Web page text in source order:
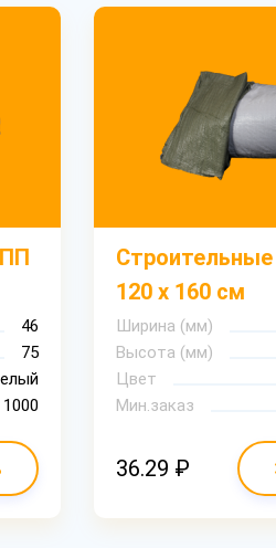
46
75
1000
120 х 160 см
Ширина (мм)
Высота (мм)
Цвет
Мин.заказ
36.29 ₽